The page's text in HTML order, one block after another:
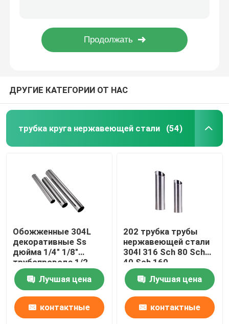
Катушка нержавеющей стали
Безшовная труба нержавеющей стали
прокладка нержавеющей стали
Адвокатура нержавеющей стали штанга
Трубки легированной стали
Катушка легированной стали
Гальванизированная стальная катушка
ДРУГИЕ КАТЕГОРИИ ОТ НАС
трубка круга нержавеющей стали (54)
Обожженные 304L
декоративные Ss
дюйма 1/4" 1/8"
трубопровода 1/2
нержавеющей стали
201 304 пускают круг
по трубам
Лучшая цена
контактные
202 трубка трубы
нержавеющей стали
304l 316 Sch 80 Sch
40 Sch 160
отполированная
Лучшая цена
контактные